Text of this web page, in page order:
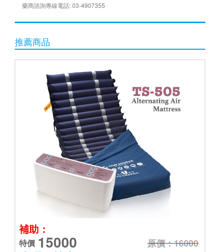
藥商諮詢專線電話: 03-4907355
推薦商品
補助：
特價 15000
原價：16000